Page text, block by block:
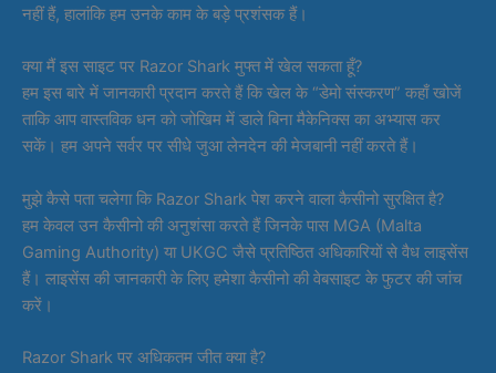
नहीं हैं, हालांकि हम उनके काम के बड़े प्रशंसक हैं।
क्या मैं इस साइट पर Razor Shark मुफ्त में खेल सकता हूँ?
हम इस बारे में जानकारी प्रदान करते हैं कि खेल के “डेमो संस्करण” कहाँ खोजें
ताकि आप वास्तविक धन को जोखिम में डाले बिना मैकेनिक्स का अभ्यास कर
सकें। हम अपने सर्वर पर सीधे जुआ लेनदेन की मेजबानी नहीं करते हैं।
मुझे कैसे पता चलेगा कि Razor Shark पेश करने वाला कैसीनो सुरक्षित है?
हम केवल उन कैसीनो की अनुशंसा करते हैं जिनके पास MGA (Malta
Gaming Authority) या UKGC जैसे प्रतिष्ठित अधिकारियों से वैध लाइसेंस
हैं। लाइसेंस की जानकारी के लिए हमेशा कैसीनो की वेबसाइट के फुटर की जांच
करें।
Razor Shark पर अधिकतम जीत क्या है?